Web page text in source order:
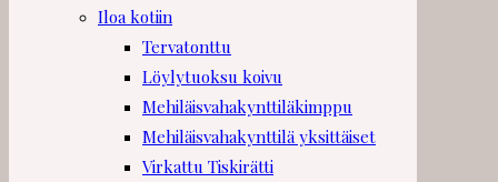
Iloa kotiin
Tervatonttu
Löylytuoksu koivu
Mehiläisvahakynttiläkimppu
Mehiläisvahakynttilä yksittäiset
Virkattu Tiskirätti